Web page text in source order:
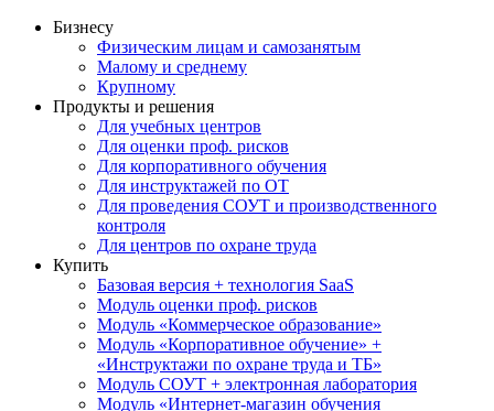
Бизнесу
Физическим лицам и самозанятым
Малому и среднему
Крупному
Продукты и решения
Для учебных центров
Для оценки проф. рисков
Для корпоративного обучения
Для инструктажей по ОТ
Для проведения СОУТ и производственного
контроля
Для центров по охране труда
Купить
Базовая версия + технология SaaS
Модуль оценки проф. рисков
Модуль «Коммерческое образование»
Модуль «Корпоративное обучение» +
«Инструктажи по охране труда и ТБ»
Модуль СОУТ + электронная лаборатория
Модуль «Интернет-магазин обучения